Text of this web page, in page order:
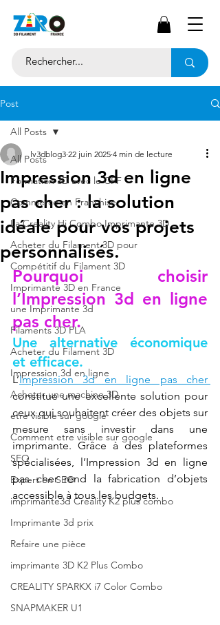
Post
All Posts
Formation 3D avec le CPF
Commerce en Franchise
La Creality Hi Combo Imprimante 3D
Acheter du Filament 3D pour
Compétitif du Filament 3D
Imprimante 3D en France
une Imprimante 3d
Filaments 3D PLA
Acheter du Filament 3D
Impression 3d en ligne
Acheter une machine 3D
etre visible sur google
Comment etre visible sur google
SEO
Expert en SEO
imprimante3d Creality K2 plus combo
Imprimante 3d prix
Refaire une pièce
imprimante 3D K2 Plus Combo
CREALITY SPARKX i7 Color Combo
SNAPMAKER U1
All Posts
Impression 3d en ligne
pas cher : la solution
idéale pour vos projets
personnalisés.
lv3dblog3 22 juin 2025 4 min de lecture
Pourquoi choisir
l’Impression 3d en ligne
pas cher.
Une alternative économique
et efficace.
L’
constitue une excellente solution pour
ceux qui souhaitent créer des objets sur
mesure sans investir dans une
imprimante. Grâce à des plateformes
spécialisées, l’Impression 3d en ligne
pas cher rend la fabrication d’objets
accessible à tous les budgets.